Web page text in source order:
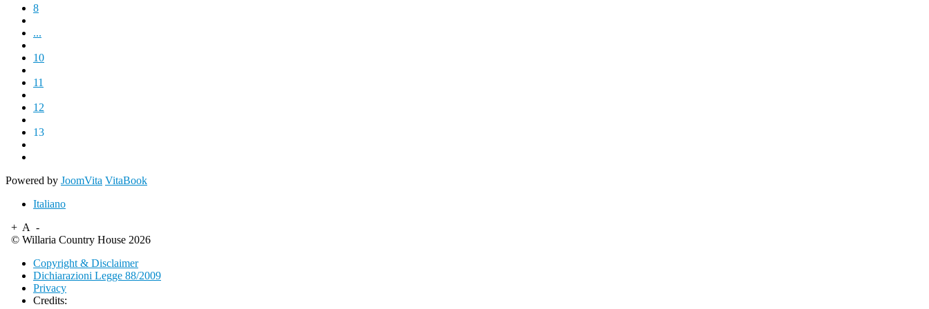
8
...
10
11
12
13
Powered by JoomVita VitaBook
Italiano
+ A -
© Willaria Country House 2026
Copyright & Disclaimer
Dichiarazioni Legge 88/2009
Privacy
Credits: